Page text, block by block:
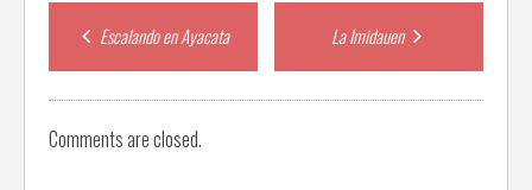
Post
navigation
Escalando en Ayacata La Imidauen
Comments are closed.